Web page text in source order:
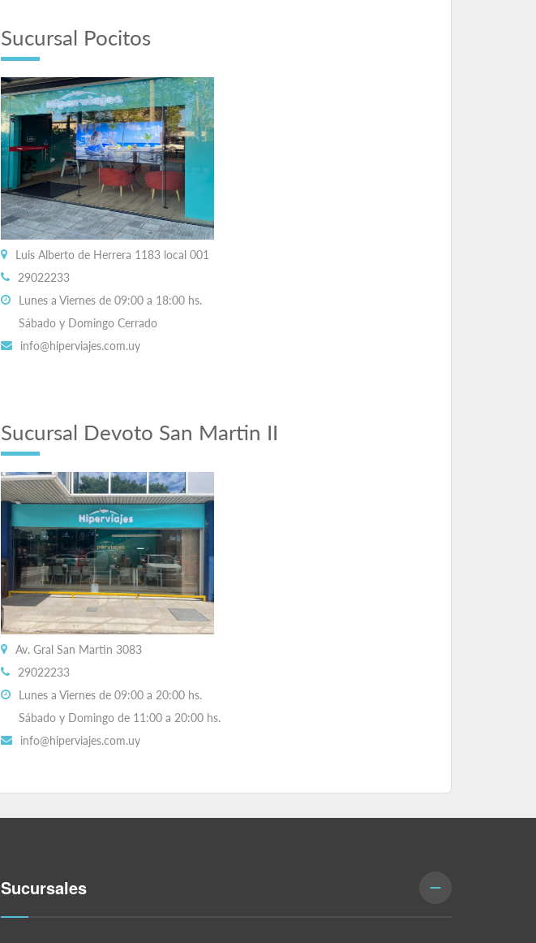
Sucursal Pocitos
Luis Alberto de Herrera 1183 local 001
29022233
Lunes a Viernes de 09:00 a 18:00 hs.
Sábado y Domingo Cerrado
info@hiperviajes.com.uy
Sucursal Devoto San Martin II
Av. Gral San Martin 3083
29022233
Lunes a Viernes de 09:00 a 20:00 hs.
Sábado y Domingo de 11:00 a 20:00 hs.
info@hiperviajes.com.uy
Sucursales